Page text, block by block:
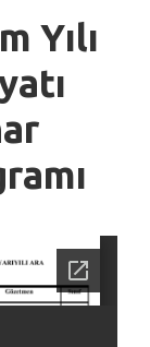
Yılı